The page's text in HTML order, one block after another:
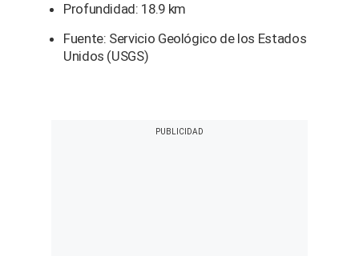
Profundidad: 18.9 km
Fuente: Servicio Geológico de los Estados
Unidos (USGS)